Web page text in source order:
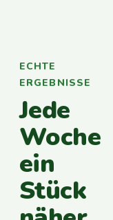
ECHTE
ERGEBNISSE
Jede
Woche
ein
Stück